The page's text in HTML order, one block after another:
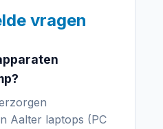
vragen
Aalter laptops (PC